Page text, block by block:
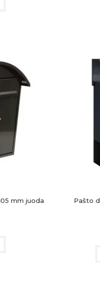
mm juoda
Pašto